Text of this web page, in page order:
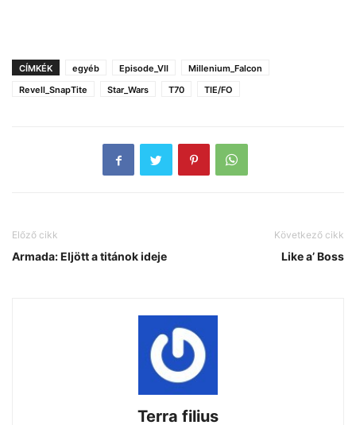
CÍMKÉK egyéb Episode_VII
Millenium_Falcon
Revell_SnapTite
Star_Wars T70 TIE/FO
Előző cikk
Armada: Eljött a titánok ideje
Következő cikk
Like a’ Boss
Terra filius